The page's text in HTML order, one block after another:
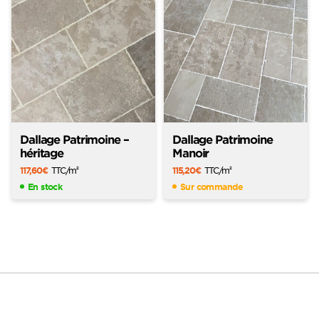
Dallage Patrimoine –
héritage
117,60€ TTC/m2
En stock
Dallage Patrimoine
Manoir
115,20€ TTC/m2
Sur commande